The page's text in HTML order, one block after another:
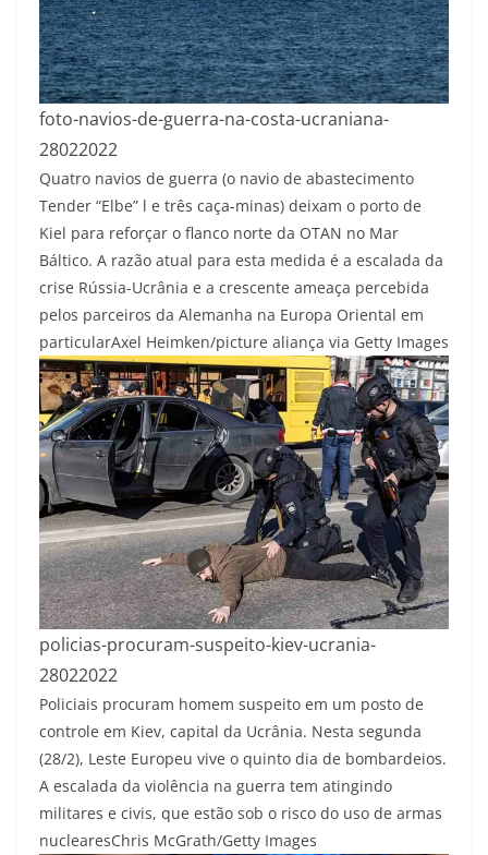
foto-navios-de-guerra-na-costa-ucraniana-
28022022
Quatro navios de guerra (o navio de abastecimento
Tender “Elbe” l e três caça-minas) deixam o porto de
Kiel para reforçar o flanco norte da OTAN no Mar
Báltico. A razão atual para esta medida é a escalada da
crise Rússia-Ucrânia e a crescente ameaça percebida
pelos parceiros da Alemanha na Europa Oriental em
particularAxel Heimken/picture aliança via Getty Images
policias-procuram-suspeito-kiev-ucrania-
28022022
Policiais procuram homem suspeito em um posto de
controle em Kiev, capital da Ucrânia. Nesta segunda
(28/2), Leste Europeu vive o quinto dia de bombardeios.
A escalada da violência na guerra tem atingindo
militares e civis, que estão sob o risco do uso de armas
nuclearesChris McGrath/Getty Images